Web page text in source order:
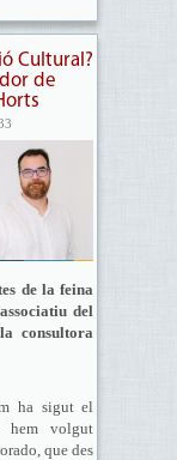
Cultural?
de
de la feina
del
consultora
ha sigut el
hem volgut
que des